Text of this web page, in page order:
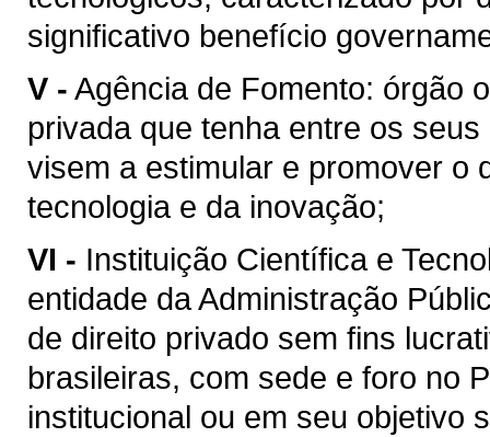
significativo benefício
V - Agência de Fomento: órgão
privada que tenha entre os
visem a estimular e promover o
tecnologia e da inovação;
VI - Instituição Científica e
entidade da Administração
de direito privado sem fins
brasileiras, com sede e foro no
institucional ou em seu objetivo